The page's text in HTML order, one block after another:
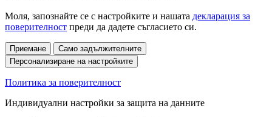
Моля, запознайте се с настройките и нашата декларация за
поверителност преди да дадете съгласието си.
Приемане
Само задължителните
Персонализиране на настройките
Политика за поверителност
Индивидуални настройки за защита на данните